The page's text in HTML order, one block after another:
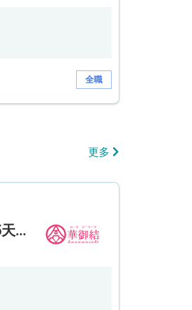
全職
更多
華御結早班倉務員 (5天工作週)